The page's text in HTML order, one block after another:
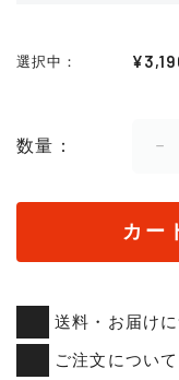
選択中
数量
カー
送料・お届け
ご注文について